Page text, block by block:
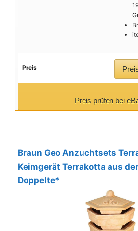
Preis
Preis prüfen bei
Braun Geo Anzuchtsets
Keimgerät Terrakotta aus
Doppelte*